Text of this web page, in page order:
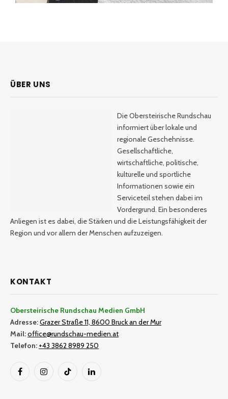
ÜBER UNS
Die Obersteirische Rundschau
informiert über lokale und
regionale Geschehnisse.
Gesellschaftliche,
wirtschaftliche, politische,
kulturelle und sportliche
Informationen sowie ein
Serviceteil stehen dabei im
Vordergrund. Ein besonderes
Anliegen ist es dabei, die Stärken und die Leistungsfähigkeit der
Region und vor allem der Menschen aufzuzeigen.
KONTAKT
Obersteirische Rundschau Medien GmbH
Adresse:Grazer Straße 11, 8600 Bruck an der Mur
Mail:office@rundschau-medien.at
Telefon: +43 3862 8989 250
FacebookInstagramTikTok LinkedIn